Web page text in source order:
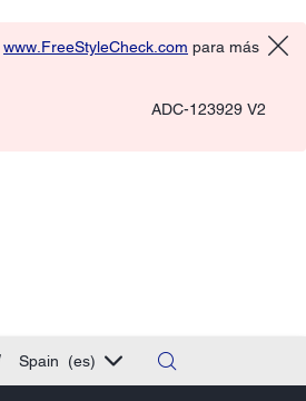
www.FreeStyleCheck.com para más
ADC-123929 V2
Spain (es)